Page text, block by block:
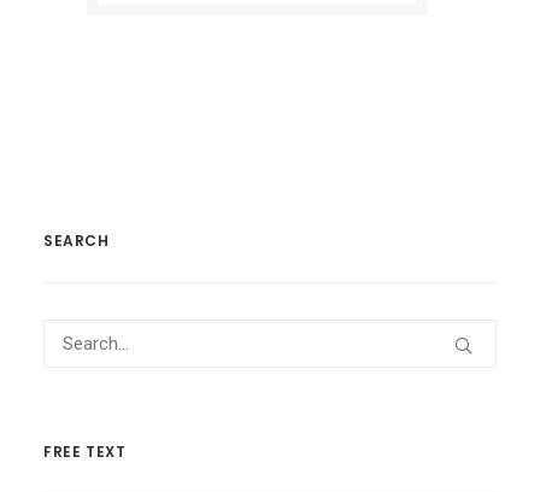
SEARCH
FREE TEXT